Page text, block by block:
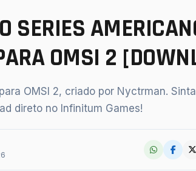
Proton Bus Simulator
Mods ETS 2
BeamNG.drive
SERIES
OMSI 2
OMSI 2, criado por Nyctrman.
direto no Infinitum Games!